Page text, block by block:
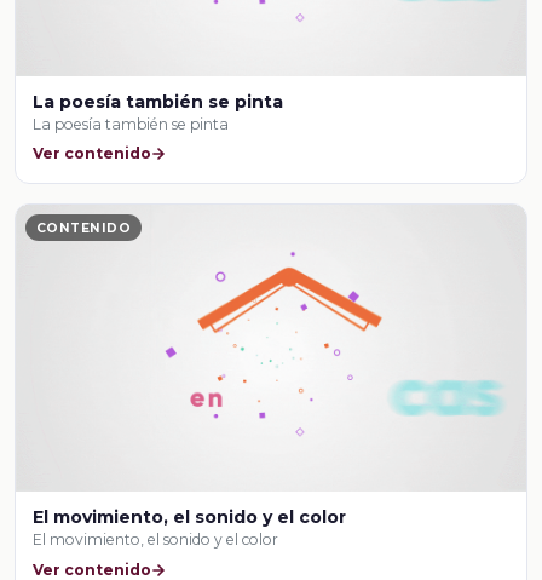
La poesía también se pinta
La poesía también se pinta
Ver contenido
CONTENIDO
El movimiento, el sonido y el color
El movimiento, el sonido y el color
Ver contenido